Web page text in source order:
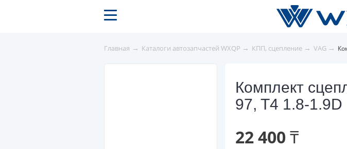
Главная → Каталоги автозапчастей WXQP → КПП, сцепление → VAG →
Комплект
97, T4 1.8-1.9D
22 400 ₸